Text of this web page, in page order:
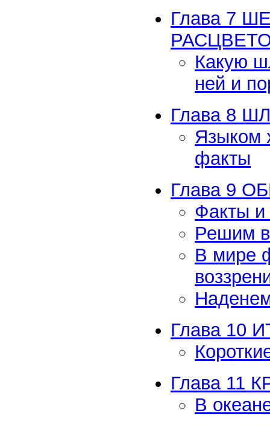
Глава 7
Какую
ней и
Глава 8
Языком
факты
Глава 9
Факты и
Решим
В мире
Глава 10
Глава 11
В